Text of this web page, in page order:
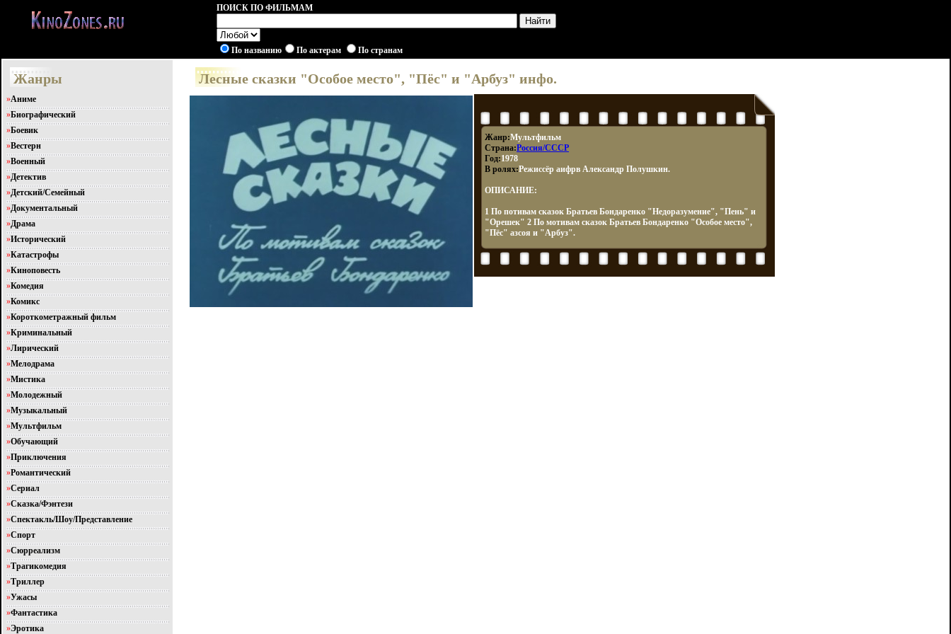
ПОИСК ПО ФИЛЬМАМ
По названию По актерам По странам
Жанры
»Аниме
»Биографический
»Боевик
»Вестерн
»Военный
»Детектив
»Детский/Семейный
»Документальный
»Драма
»Исторический
»Катастрофы
»Киноповесть
»Комедия
»Комикс
»Короткометражный фильм
»Криминальный
»Лирический
»Мелодрама
»Мистика
»Молодежный
»Музыкальный
»Мультфильм
»Обучающий
»Приключения
»Романтический
»Сериал
»Сказка/Фэнтези
»Спектакль/Шоу/Представление
»Спорт
»Сюрреализм
»Трагикомедия
»Триллер
»Ужасы
»Фантастика
»Эротика
Лесные сказки "Особое место", "Пёс" и "Арбуз" инфо.
Жанр:Мультфильм
Страна:Россия/СССР
Год:1978
В ролях:Режиссёр аифрв Александр Полушкин.
ОПИСАНИЕ:
1 По потивам сказок Братьев Бондаренко "Недоразумение", "Пень" и
"Орешек" 2 По мотивам сказок Братьев Бондаренко "Особое место",
"Пёс" азсоя и "Арбуз".